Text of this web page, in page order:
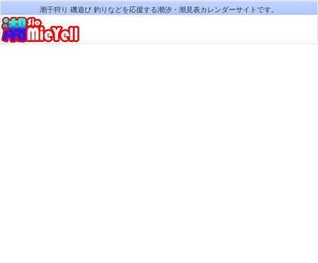
潮干狩り 磯遊び 釣りなどを応援する潮汐・潮見表カレンダーサイトです。